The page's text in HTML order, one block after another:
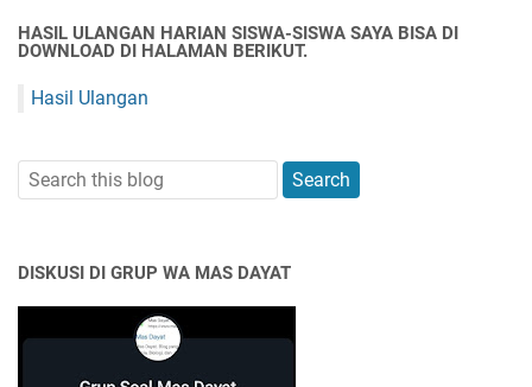
HASIL ULANGAN HARIAN SISWA-SISWA SAYA BISA DI
DOWNLOAD DI HALAMAN BERIKUT.
Hasil Ulangan
DISKUSI DI GRUP WA MAS DAYAT